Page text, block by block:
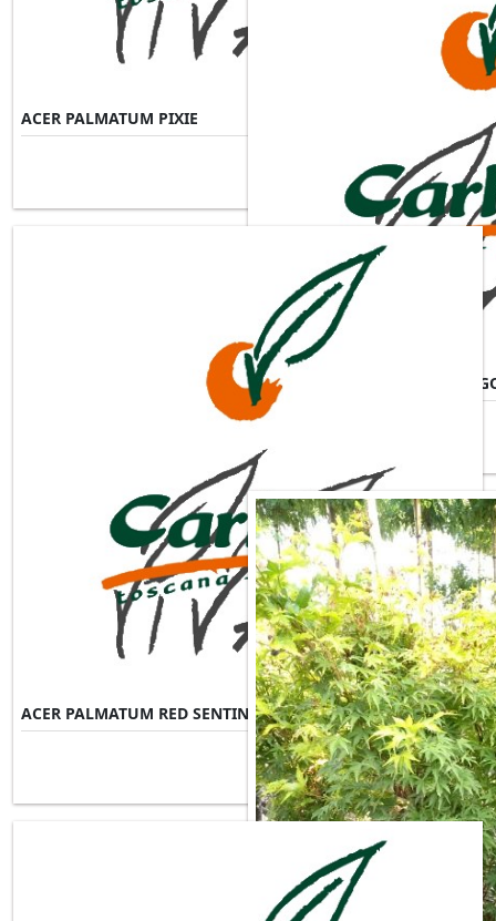
ACER PALMATUM PIXIE
Misure Disponibili ►
ACER PALMATUM RED
ACER PALMATUM RED SENTINEL
Misure Disponibili ►